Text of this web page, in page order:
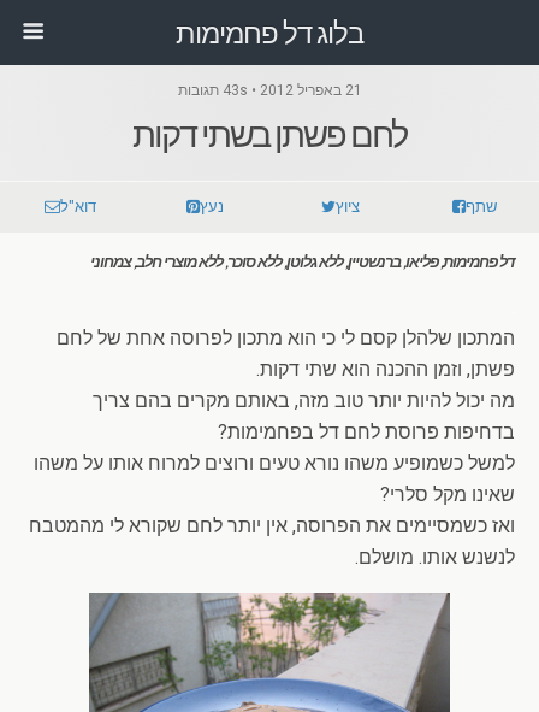
בלוג דל פחמימות
21 באפריל 2012 • 43s תגובות
לחם פשתן בשתי דקות
שתף ציוץ נעץ דוא"ל
דל פחמימות, פליאו, ברנשטיין, ללא גלוטן, ללא סוכר, ללא מוצרי חלב, צמחוני
המתכון שלהלן קסם לי כי הוא מתכון לפרוסה אחת של לחם
פשתן, וזמן ההכנה הוא שתי דקות.
מה יכול להיות יותר טוב מזה, באותם מקרים בהם צריך
בדחיפות פרוסת לחם דל בפחמימות?
למשל כשמופיע משהו נורא טעים ורוצים למרוח אותו על משהו
שאינו מקל סלרי?
ואז כשמסיימים את הפרוסה, אין יותר לחם שקורא לי מהמטבח
לנשנש אותו. מושלם.